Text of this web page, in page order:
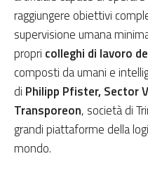
raggiungere obiettivi
supervisione umana
propri colleghi di lavoro
composti da umani e
di Philipp Pfister, Sector
Transporeon, società di
grandi piattaforme della
mondo.